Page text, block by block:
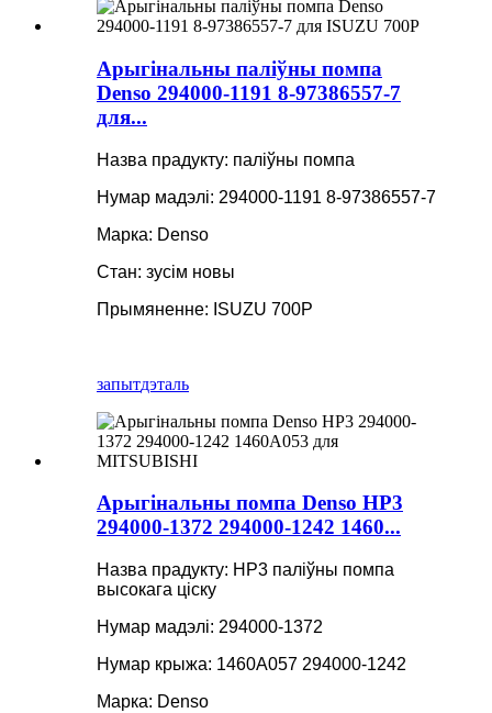
Арыгінальны паліўны помпа
Denso 294000-1191 8-97386557-7
для...
Назва прадукту: паліўны помпа
Нумар мадэлі: 294000-1191 8-97386557-7
Марка: Denso
Стан: зусім новы
Прымяненне: ISUZU 700P
запытдэталь
Арыгінальны помпа Denso HP3
294000-1372 294000-1242 1460...
Назва прадукту: HP3 паліўны помпа
высокага ціску
Нумар мадэлі: 294000-1372
Нумар крыжа: 1460A057 294000-1242
Марка: Denso